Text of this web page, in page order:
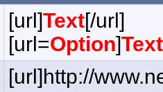
[url]Text[/url]
[url=Option]Text
[url]http://